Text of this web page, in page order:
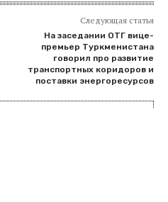
Следующая статья
На заседании ОТГ вице-
премьер Туркменистана
говорил про развитие
транспортных коридоров и
поставки энергоресурсов